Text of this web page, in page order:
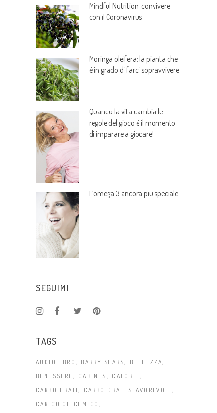
Mindful Nutrition: convivere
con il Coronavirus
Moringa oleifera: la pianta che
è in grado di farci sopravvivere
Quando la vita cambia le
regole del gioco è il momento
di imparare a giocare!
L’omega 3 ancora più speciale
SEGUIMI
TAGS
AUDIOLIBRO BARRY SEARS
BELLEZZA
BENESSERE
CABINES
CALORIE
CARBOIDRATI
CARBOIDRATI SFAVOREVOLI
CARICO GLICEMICO